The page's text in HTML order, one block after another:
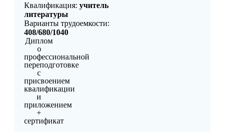
Квалификация: учитель
литературы
Варианты трудоемкости:
408/680/1040
Диплом
о
профессиональной
переподготовке
с
присвоением
квалификации
и
приложением
+
сертификат